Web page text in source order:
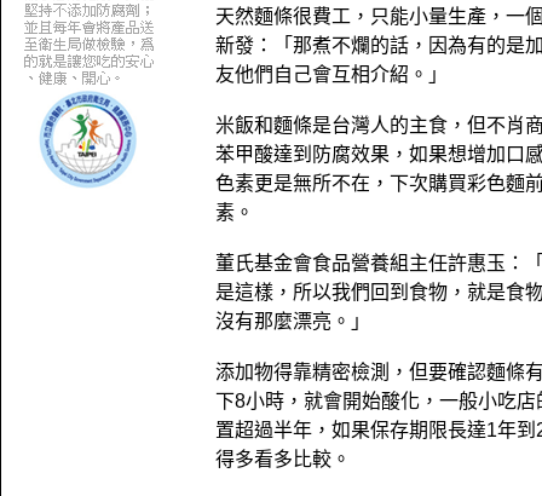
天然麵條很費工，只能小量生產，一
新發：「那煮不爛的話，因為有的是
友他們自己會互相介紹。」
米飯和麵條是台灣人的主食，但不肖
苯甲酸達到防腐效果，如果想增加口
色素更是無所不在，下次購買彩色麵
素。
董氏基金會食品營養組主任許惠玉：
是這樣，所以我們回到食物，就是食
沒有那麼漂亮。」
添加物得靠精密檢測，但要確認麵條
下8小時，就會開始酸化，一般小吃
置超過半年，如果保存期限長達1年
得多看多比較。